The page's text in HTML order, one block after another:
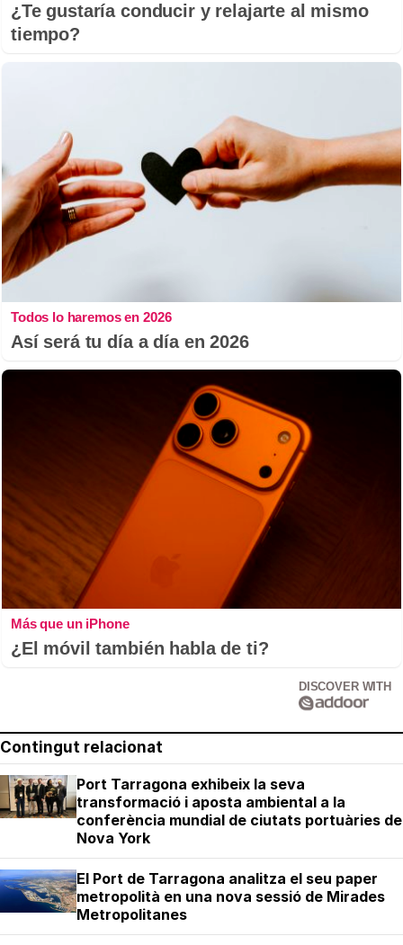
¿Te gustaría conducir y relajarte al mismo
tiempo?
Todos lo haremos en 2026
Así será tu día a día en 2026
Más que un iPhone
¿El móvil también habla de ti?
DISCOVER WITH
Contingut relacionat
Port Tarragona exhibeix la seva
transformació i aposta ambiental a la
conferència mundial de ciutats portuàries de
Nova York
El Port de Tarragona analitza el seu paper
metropolità en una nova sessió de Mirades
Metropolitanes